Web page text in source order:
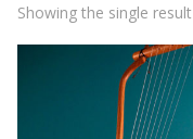
Showing the single result